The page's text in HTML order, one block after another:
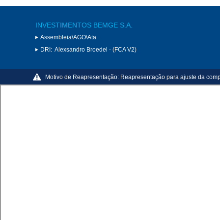
INVESTIMENTOS BEMGE S.A.
Assembleia\AGO\Ata
DRI: Alexsandro Broedel - (FCA V2)
Motivo de Reapresentação: Reapresentação para ajuste da